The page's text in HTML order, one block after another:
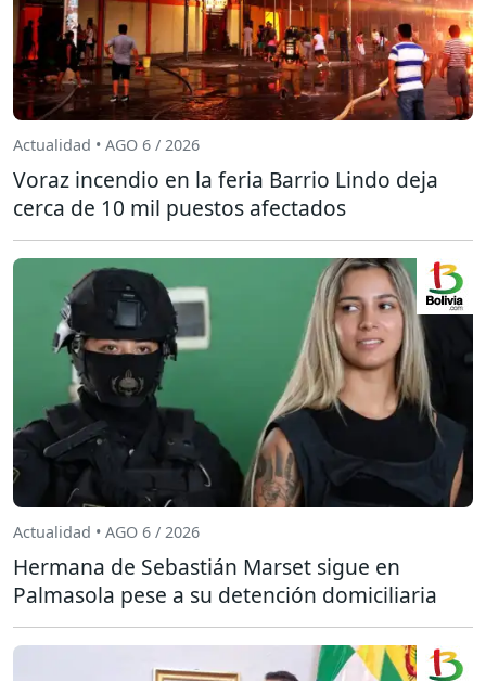
Actualidad • AGO 6 / 2026
Voraz incendio en la feria Barrio Lindo deja
cerca de 10 mil puestos afectados
Actualidad • AGO 6 / 2026
Hermana de Sebastián Marset sigue en
Palmasola pese a su detención domiciliaria